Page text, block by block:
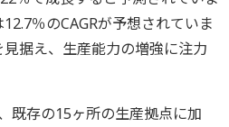
％のCAGRが予想されていま
据え、生産能力の増強に注力
既存の15ヶ所の生産拠点に加